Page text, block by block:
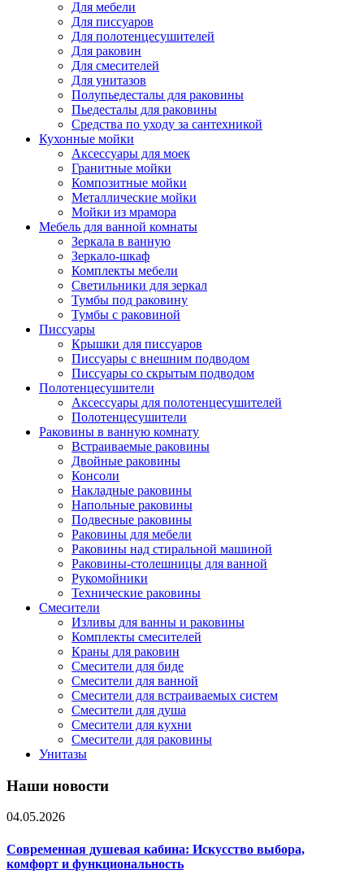
Для мебели
Для писсуаров
Для полотенцесушителей
Для раковин
Для смесителей
Для унитазов
Полупьедесталы для раковины
Пьедесталы для раковины
Средства по уходу за сантехникой
Кухонные мойки
Аксессуары для моек
Гранитные мойки
Композитные мойки
Металлические мойки
Мойки из мрамора
Мебель для ванной комнаты
Зеркала в ванную
Зеркало-шкаф
Комплекты мебели
Светильники для зеркал
Тумбы под раковину
Тумбы с раковиной
Писсуары
Крышки для писсуаров
Писсуары с внешним подводом
Писсуары со скрытым подводом
Полотенцесушители
Аксессуары для полотенцесушителей
Полотенцесушители
Раковины в ванную комнату
Встраиваемые раковины
Двойные раковины
Консоли
Накладные раковины
Напольные раковины
Подвесные раковины
Раковины для мебели
Раковины над стиральной машиной
Раковины-столешницы для ванной
Рукомойники
Технические раковины
Смесители
Изливы для ванны и раковины
Комплекты смесителей
Краны для раковин
Смесители для биде
Смесители для ванной
Смесители для встраиваемых систем
Смесители для душа
Смесители для кухни
Смесители для раковины
Унитазы
Наши новости
04.05.2026
Современная душевая кабина: Искусство выбора,
комфорт и функциональность